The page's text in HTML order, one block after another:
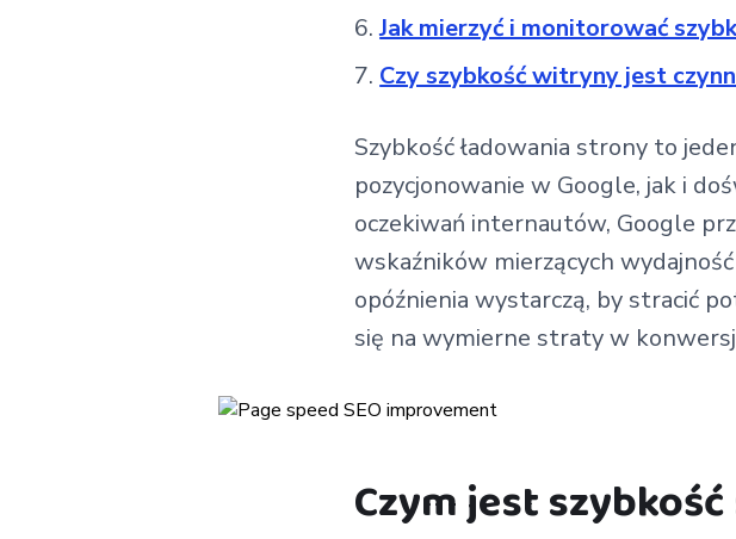
Jak mierzyć i monitorować
Czy szybkość witryny jest
Szybkość ładowania strony to
pozycjonowanie w Google, jak i
oczekiwań internautów, Google
wskaźników mierzących
opóźnienia wystarczą, by stracić
się na wymierne straty w
Czym jest